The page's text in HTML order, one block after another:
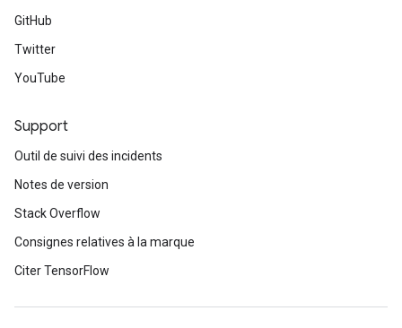
GitHub
Twitter
YouTube
Support
Outil de suivi des incidents
Notes de version
Stack Overflow
Consignes relatives à la marque
Citer TensorFlow